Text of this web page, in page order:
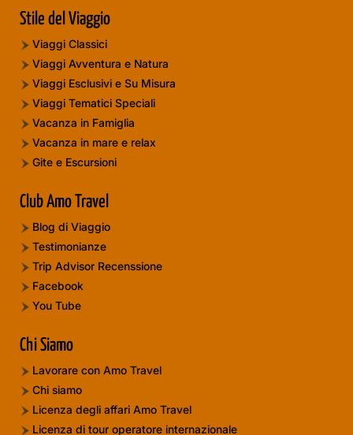
Stile del Viaggio
Viaggi Classici
Viaggi Avventura e Natura
Viaggi Esclusivi e Su Misura
Viaggi Tematici Speciali
Vacanza in Famiglia
Vacanza in mare e relax
Gite e Escursioni
Club Amo Travel
Blog di Viaggio
Testimonianze
Trip Advisor Recenssione
Facebook
You Tube
Chi Siamo
Lavorare con Amo Travel
Chi siamo
Licenza degli affari Amo Travel
Licenza di tour operatore internazionale